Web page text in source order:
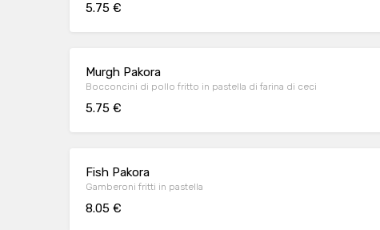
5.75 €
Murgh Pakora
Bocconcini di pollo fritto in pastella di farina di ceci
5.75 €
Fish Pakora
Gamberoni fritti in pastella
8.05 €